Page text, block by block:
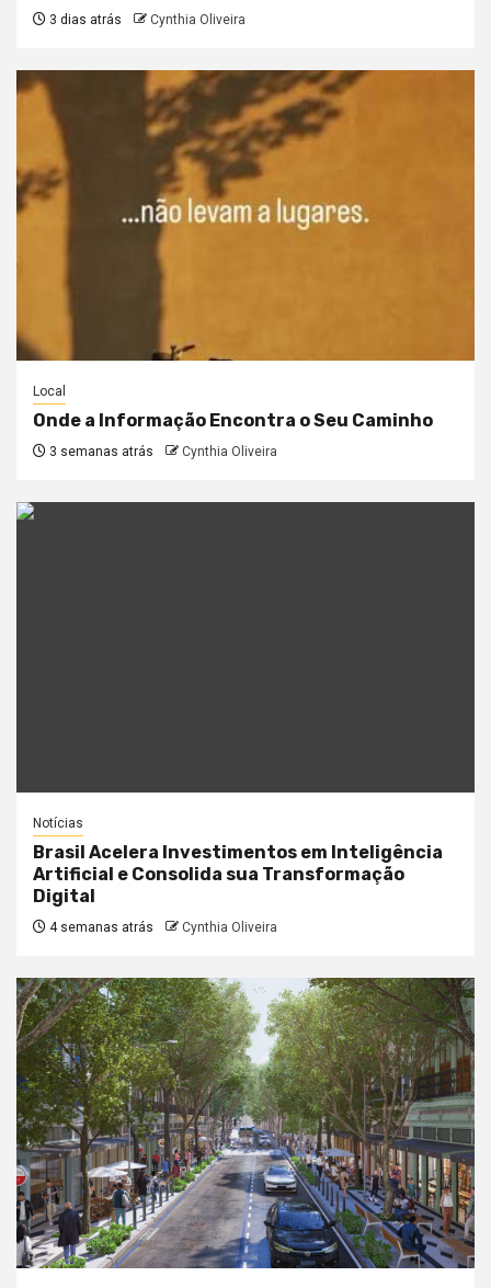
3 dias atrás Cynthia Oliveira
Local
Onde a Informação Encontra o Seu Caminho
3 semanas atrás Cynthia Oliveira
Notícias
Brasil Acelera Investimentos em Inteligência
Artificial e Consolida sua Transformação
Digital
4 semanas atrás Cynthia Oliveira